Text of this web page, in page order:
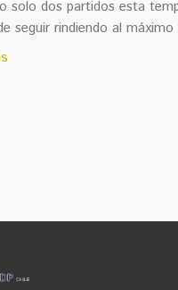
solo dos partidos esta
seguir rindiendo al máximo